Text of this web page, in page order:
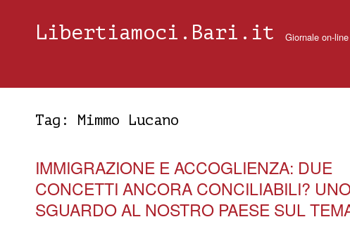
Libertiamoci.Bari.it Giornale on-
Tag: Mimmo Lucano
IMMIGRAZIONE E ACCOGLIENZA: DUE
CONCETTI ANCORA CONCILIABILI?
SGUARDO AL NOSTRO PAESE SUL